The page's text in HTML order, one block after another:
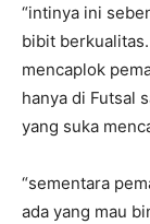
“intinya ini
bibit
mencaplok
hanya di Futsal
yang suka
“sementara
ada yang mau